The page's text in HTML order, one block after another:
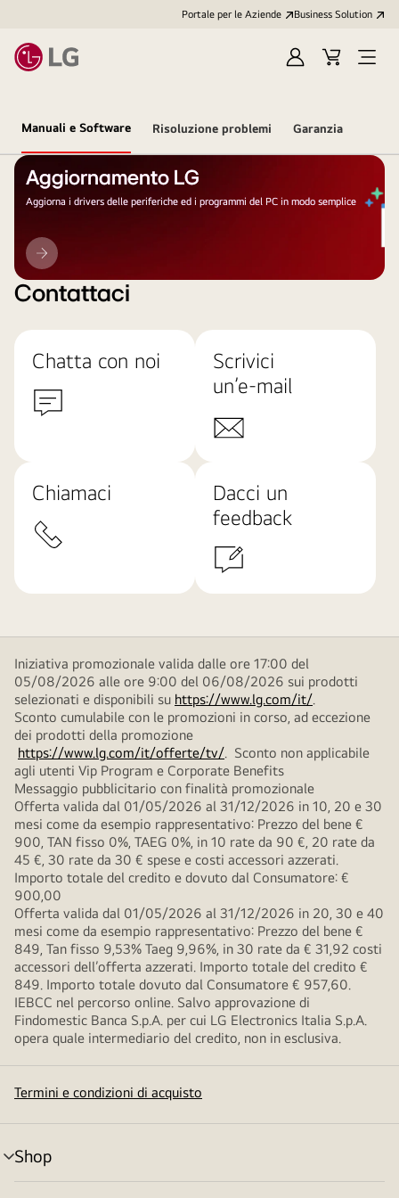
Portale per le Aziende Business Solution
AccediCart
Open
Manuali e Software Risoluzione problemi Garanzia
Aggiornamento LG
Aggiorna i drivers delle periferiche ed i programmi del PC in modo semplice
Aggiornamento
LG
Contattaci
Chatta con noi
Scrivici
un’e-mail
Chiamaci
Dacci un
feedback
Iniziativa promozionale valida dalle ore 17:00 del
05/08/2026 alle ore 9:00 del 06/08/2026 sui prodotti
selezionati e disponibili su https://www.lg.com/it/.
Sconto cumulabile con le promozioni in corso, ad eccezione
dei prodotti della promozione
https://www.lg.com/it/offerte/tv/. Sconto non applicabile
agli utenti Vip Program e Corporate Benefits
Messaggio pubblicitario con finalità promozionale
Offerta valida dal 01/05/2026 al 31/12/2026 in 10, 20 e 30
mesi come da esempio rappresentativo: Prezzo del bene €
900, TAN fisso 0%, TAEG 0%, in 10 rate da 90 €, 20 rate da
45 €, 30 rate da 30 € spese e costi accessori azzerati.
Importo totale del credito e dovuto dal Consumatore: €
900,00
Offerta valida dal 01/05/2026 al 31/12/2026 in 20, 30 e 40
mesi come da esempio rappresentativo: Prezzo del bene €
849, Tan fisso 9,53% Taeg 9,96%, in 30 rate da € 31,92 costi
accessori dell’offerta azzerati. Importo totale del credito €
849. Importo totale dovuto dal Consumatore € 957,60.
IEBCC nel percorso online. Salvo approvazione di
Findomestic Banca S.p.A. per cui LG Electronics Italia S.p.A.
opera quale intermediario del credito, non in esclusiva.
Termini e condizioni di acquisto
Shop
Attivazione
menu